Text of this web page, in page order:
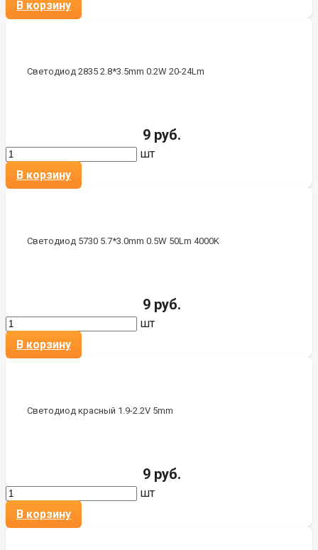
В корзину
Светодиод 2835 2.8*3.5mm 0.2W 20-24Lm
9 руб.
шт
В корзину
Светодиод 5730 5.7*3.0mm 0.5W 50Lm 4000K
9 руб.
шт
В корзину
Светодиод красный 1.9-2.2V 5mm
9 руб.
шт
В корзину